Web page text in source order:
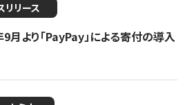
リリース
月より「PayPay」による寄付の導入